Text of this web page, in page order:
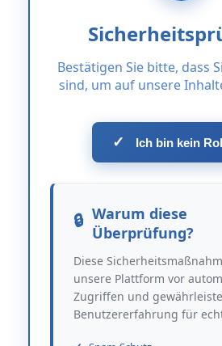
Bestätigen Sie bitte, dass
sind, um auf unsere
✓ Ich bin kein
Warum diese
Überprüfung?
Diese
unsere Plattform vor
Zugriffen und
Benutzererfahrung für